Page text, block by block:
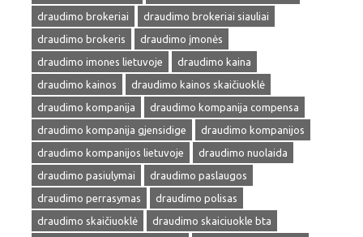
draudimo brokeriai
draudimo brokeriai siauliai
draudimo brokeris
draudimo įmonės
draudimo imones lietuvoje
draudimo kaina
draudimo kainos
draudimo kainos skaičiuoklė
draudimo kompanija
draudimo kompanija compensa
draudimo kompanija gjensidige
draudimo kompanijos
draudimo kompanijos lietuvoje
draudimo nuolaida
draudimo pasiulymai
draudimo paslaugos
draudimo perrasymas
draudimo polisas
draudimo skaičiuoklė
draudimo skaiciuokle bta